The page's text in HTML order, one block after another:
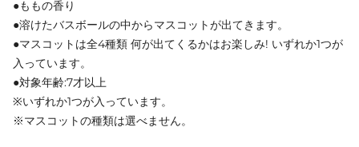
●ももの香り
●溶けたバスボールの中からマスコットが出てきます。
●マスコットは全4種類 何が出てくるかはお楽しみ! いずれか1つが
入っています。
●対象年齢:7才以上
※いずれか1つが入っています。
※マスコットの種類は選べません。